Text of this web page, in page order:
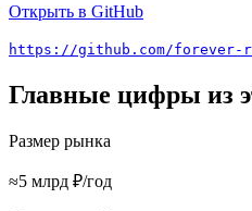
Открыть в GitHub
https://github.com/forever-
Главные цифры из
Размер рынка
≈5 млрд ₽/год